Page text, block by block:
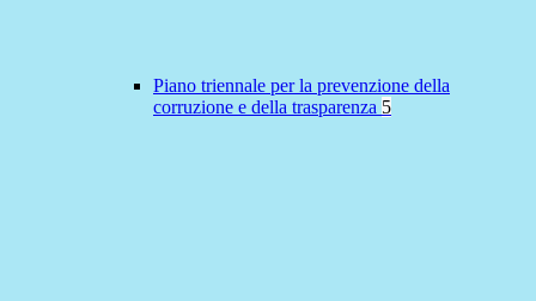
Piano triennale per la prevenzione della
corruzione e della trasparenza 5